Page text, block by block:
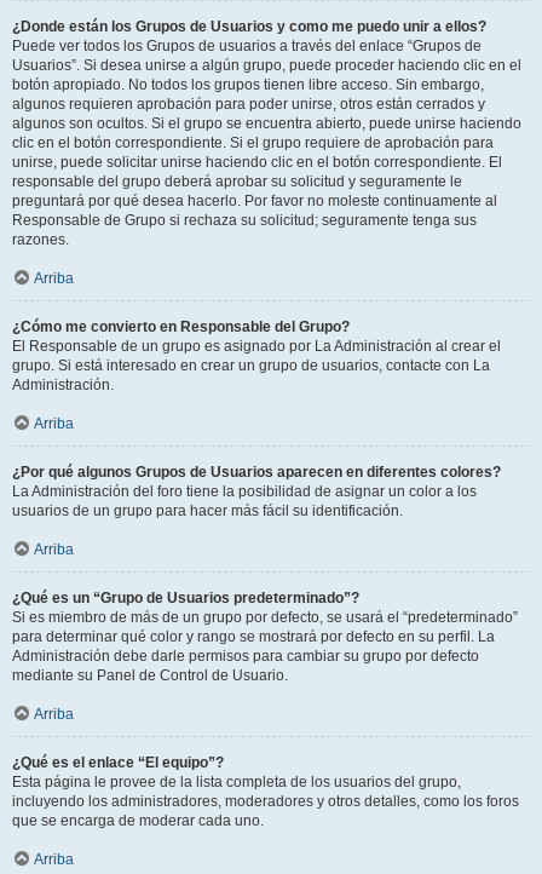
¿Donde están los Grupos de Usuarios y como me puedo unir a ellos?
Puede ver todos los Grupos de usuarios a través del enlace “Grupos de
Usuarios”. Si desea unirse a algún grupo, puede proceder haciendo clic en el
botón apropiado. No todos los grupos tienen libre acceso. Sin embargo,
algunos requieren aprobación para poder unirse, otros están cerrados y
algunos son ocultos. Si el grupo se encuentra abierto, puede unirse haciendo
clic en el botón correspondiente. Si el grupo requiere de aprobación para
unirse, puede solicitar unirse haciendo clic en el botón correspondiente. El
responsable del grupo deberá aprobar su solicitud y seguramente le
preguntará por qué desea hacerlo. Por favor no moleste continuamente al
Responsable de Grupo si rechaza su solicitud; seguramente tenga sus
razones.
Arriba
¿Cómo me convierto en Responsable del Grupo?
El Responsable de un grupo es asignado por La Administración al crear el
grupo. Si está interesado en crear un grupo de usuarios, contacte con La
Administración.
Arriba
¿Por qué algunos Grupos de Usuarios aparecen en diferentes colores?
La Administración del foro tiene la posibilidad de asignar un color a los
usuarios de un grupo para hacer más fácil su identificación.
Arriba
¿Qué es un “Grupo de Usuarios predeterminado”?
Si es miembro de más de un grupo por defecto, se usará el “predeterminado”
para determinar qué color y rango se mostrará por defecto en su perfil. La
Administración debe darle permisos para cambiar su grupo por defecto
mediante su Panel de Control de Usuario.
Arriba
¿Qué es el enlace “El equipo”?
Esta página le provee de la lista completa de los usuarios del grupo,
incluyendo los administradores, moderadores y otros detalles, como los foros
que se encarga de moderar cada uno.
Arriba